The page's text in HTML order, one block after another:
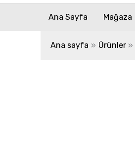
Ana Sayfa Mağaza
Ana sayfa Ürünler